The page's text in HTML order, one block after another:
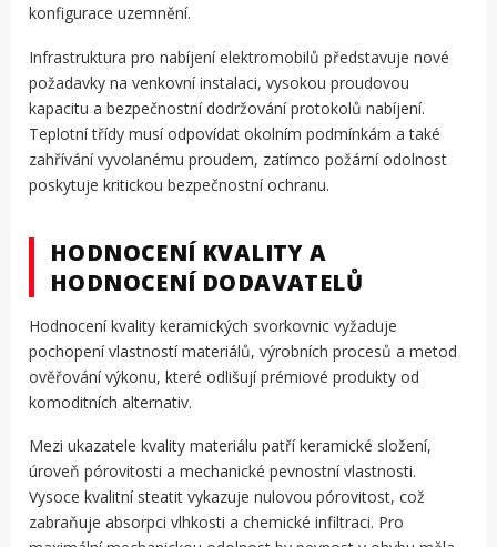
konfigurace uzemnění.
Infrastruktura pro nabíjení elektromobilů představuje nové
požadavky na venkovní instalaci, vysokou proudovou
kapacitu a bezpečnostní dodržování protokolů nabíjení.
Teplotní třídy musí odpovídat okolním podmínkám a také
zahřívání vyvolanému proudem, zatímco požární odolnost
poskytuje kritickou bezpečnostní ochranu.
HODNOCENÍ KVALITY A
HODNOCENÍ DODAVATELŮ
Hodnocení kvality keramických svorkovnic vyžaduje
pochopení vlastností materiálů, výrobních procesů a metod
ověřování výkonu, které odlišují prémiové produkty od
komoditních alternativ.
Mezi ukazatele kvality materiálu patří keramické složení,
úroveň pórovitosti a mechanické pevnostní vlastnosti.
Vysoce kvalitní steatit vykazuje nulovou pórovitost, což
zabraňuje absorpci vlhkosti a chemické infiltraci. Pro